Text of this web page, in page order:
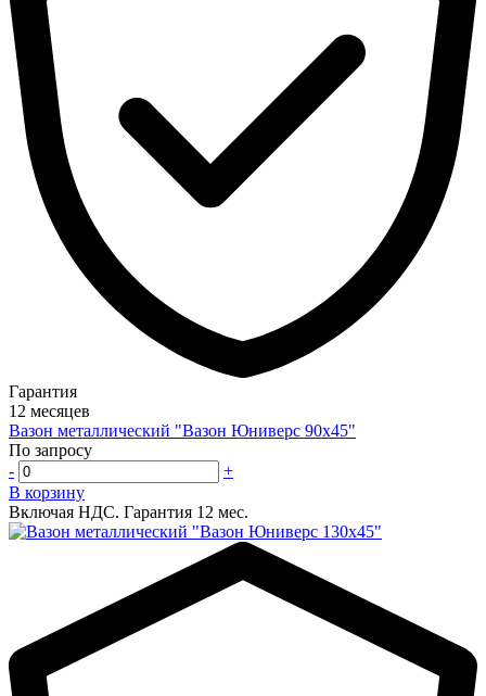
Гарантия
12 месяцев
Вазон металлический "Вазон Юниверс 90х45"
По запросу
-
+
В корзину
Включая НДС. Гарантия 12 мес.